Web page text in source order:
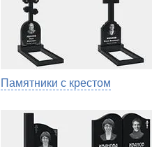
Памятники с крестом